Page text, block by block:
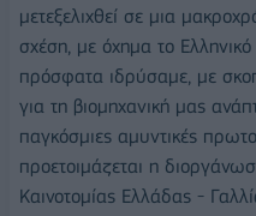
μετεξελιχθεί σε μια
σχέση, με όχημα το
πρόσφατα ιδρύσαμε, με
για τη βιομηχανική μας
παγκόσμιες αμυντικές
προετοιμάζεται η
Καινοτομίας Ελλάδας -